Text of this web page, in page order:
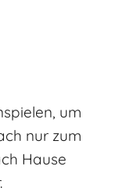
um
nur zum
Hause